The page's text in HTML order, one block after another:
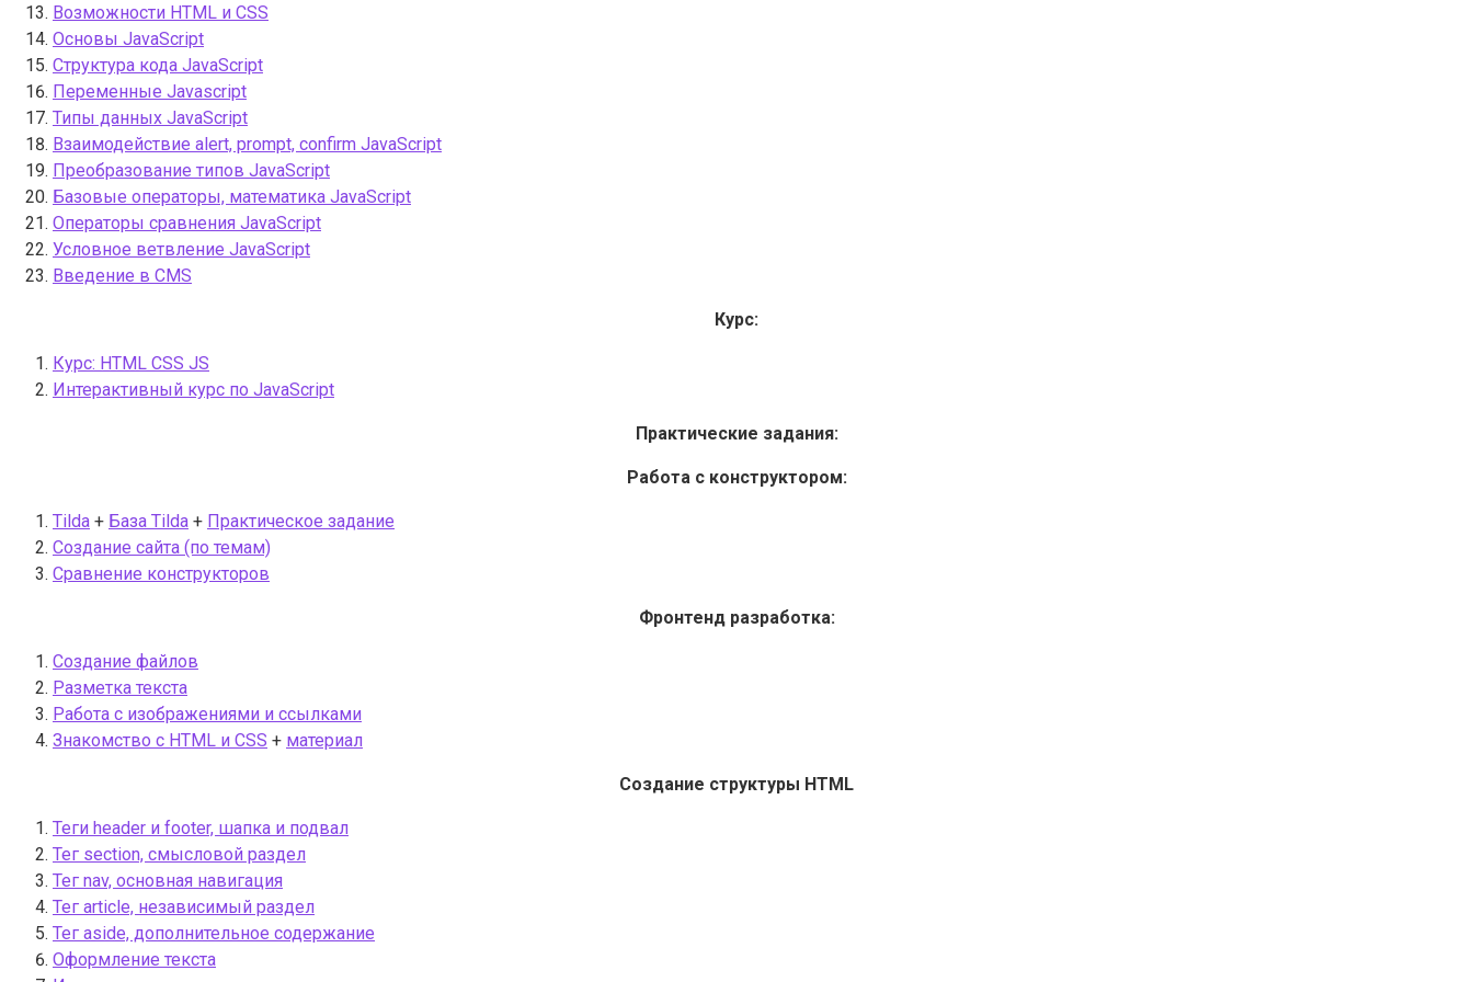
Возможности HTML и CSS
Основы JavaScript
Структура кода JavaScript
Переменные Javascript
Типы данных JavaScript
Взаимодействие alert, prompt, confirm JavaScript
Преобразование типов JavaScript
Базовые операторы, математика JavaScript
Операторы сравнения JavaScript
Условное ветвление JavaScript
Введение в CMS
Курс:
Курс: HTML CSS JS
Интерактивный курс по JavaScript
Практические задания:
Работа с конструктором:
Tilda + База Tilda + Практическое задание
Создание сайта (по темам)
Сравнение конструкторов
Фронтенд разработка:
Создание файлов
Разметка текста
Работа с изображениями и ссылками
Знакомство с HTML и CSS + материал
Создание структуры HTML
Теги header и footer, шапка и подвал
Тег section, смысловой раздел
Тег nav, основная навигация
Тег article, независимый раздел
Тег aside, дополнительное содержание
Оформление текста